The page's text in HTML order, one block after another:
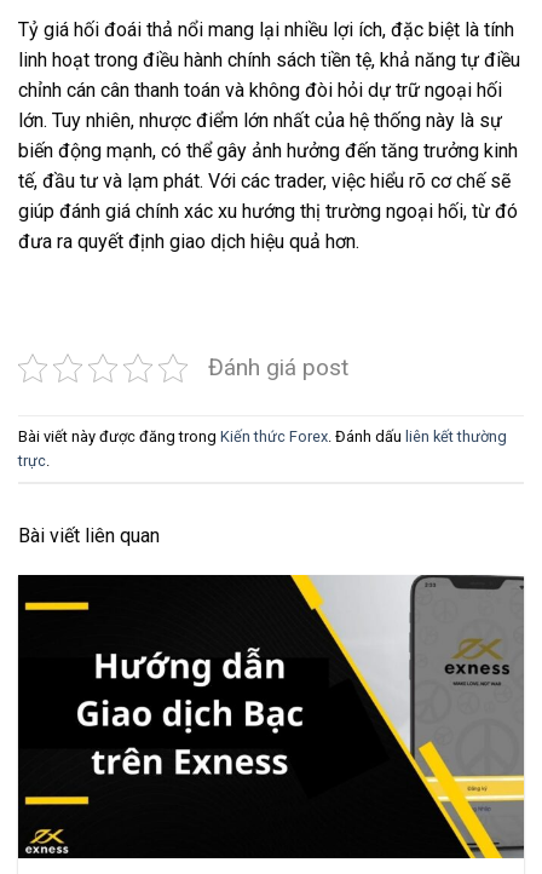
Tỷ giá hối đoái thả nổi mang lại nhiều lợi ích, đặc biệt là tính
linh hoạt trong điều hành chính sách tiền tệ, khả năng tự điều
chỉnh cán cân thanh toán và không đòi hỏi dự trữ ngoại hối
lớn. Tuy nhiên, nhược điểm lớn nhất của hệ thống này là sự
biến động mạnh, có thể gây ảnh hưởng đến tăng trưởng kinh
tế, đầu tư và lạm phát. Với các trader, việc hiểu rõ cơ chế sẽ
giúp đánh giá chính xác xu hướng thị trường ngoại hối, từ đó
đưa ra quyết định giao dịch hiệu quả hơn.
Đánh giá post
Bài viết này được đăng trong Kiến thức Forex . Đánh dấu liên kết thường
trực
Bài viết liên quan